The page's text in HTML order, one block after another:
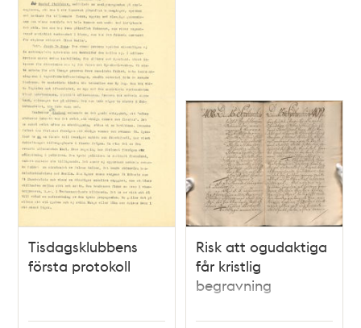
Tisdagsklubbens
första protokoll
Risk att ogudaktiga
får kristlig
begravning